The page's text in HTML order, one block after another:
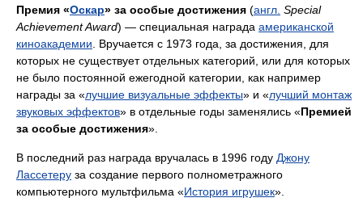
Премия «Оскар» за особые достижения (англ. Special
Achievement Award) — специальная награда американской
киноакадемии . Вручается с 1973 года, за достижения, для
которых не существует отдельных категорий, или для которых
не было постоянной ежегодной категории, как например
награды за «лучшие визуальные эффекты» и «лучший монтаж
звуковых эффектов» в отдельные годы заменялись «Премией
за особые достижения».
В последний раз награда вручалась в 1996 году Джону
Лассетеру за создание первого полнометражного
компьютерного мультфильма «История игрушек».